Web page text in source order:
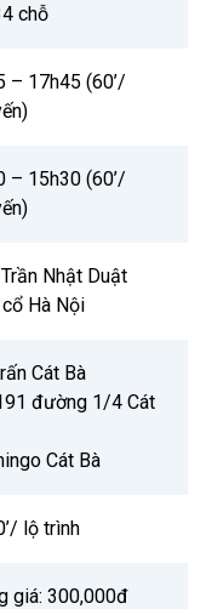
chỗ
– 17h45 (60’/
– 15h30 (60’/
Nhật Duật
Hà Nội
Cát Bà
đường 1/4 Cát
Cát Bà
lộ trình
giá: 300,000đ